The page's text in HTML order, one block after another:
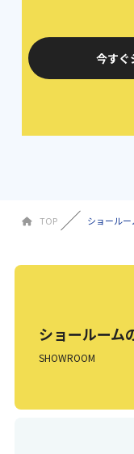
今す
TOP ショール
ショールーム
SHOWROOM